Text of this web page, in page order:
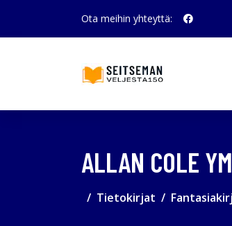
Ota meihin yhteyttä:
ALLAN COLE
Tietokirjat